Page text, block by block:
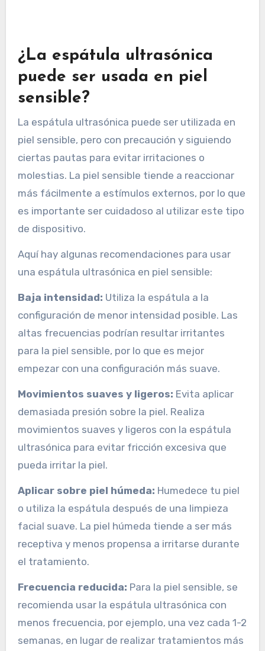
¿La espátula ultrasónica
puede ser usada en piel
sensible?
La espátula ultrasónica puede ser utilizada en
piel sensible, pero con precaución y siguiendo
ciertas pautas para evitar irritaciones o
molestias. La piel sensible tiende a reaccionar
más fácilmente a estímulos externos, por lo que
es importante ser cuidadoso al utilizar este tipo
de dispositivo.
Aquí hay algunas recomendaciones para usar
una espátula ultrasónica en piel sensible:
Baja intensidad: Utiliza la espátula a la
configuración de menor intensidad posible. Las
altas frecuencias podrían resultar irritantes
para la piel sensible, por lo que es mejor
empezar con una configuración más suave.
Movimientos suaves y ligeros: Evita aplicar
demasiada presión sobre la piel. Realiza
movimientos suaves y ligeros con la espátula
ultrasónica para evitar fricción excesiva que
pueda irritar la piel.
Aplicar sobre piel húmeda: Humedece tu piel
o utiliza la espátula después de una limpieza
facial suave. La piel húmeda tiende a ser más
receptiva y menos propensa a irritarse durante
el tratamiento.
Frecuencia reducida: Para la piel sensible, se
recomienda usar la espátula ultrasónica con
menos frecuencia, por ejemplo, una vez cada 1-2
semanas, en lugar de realizar tratamientos más